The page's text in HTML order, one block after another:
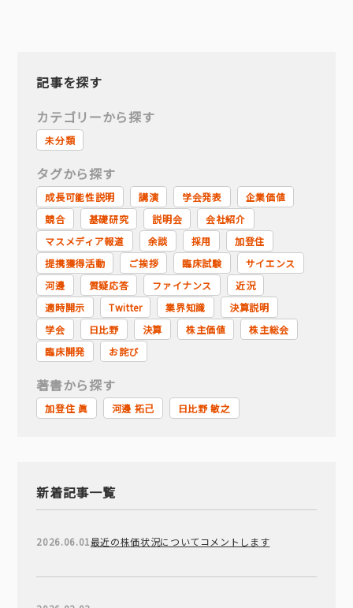
記事を探す
カテゴリーから探す
未分類
タグから探す
成長可能性説明 講演 学会発表
企業価値
競合
基礎研究 説明会
会社紹介
マスメディア報道
余談 採用
加登住
提携獲得活動
ご挨拶 臨床試験
サイエンス
河邊
質疑応答 ファイナンス
近況
適時開示
Twitter 業界知識
決算説明
学会
日比野 決算 株主価値
株主総会
臨床開発
お詫び
著書から探す
加登住 眞 河邊 拓己 日比野 敏之
新着記事一覧
2026.06.01最近の株価状況についてコメントします